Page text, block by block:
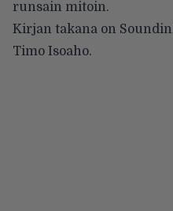
runsain mitoin.
Kirjan takana on
Timo Isoaho.